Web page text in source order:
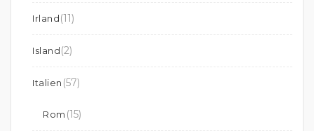
Irland(11)
Island(2)
Italien (57)
Rom (15)